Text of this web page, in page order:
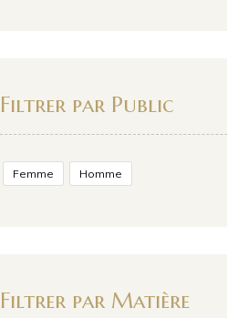
Filtrer par Public
Femme Homme
Filtrer par Matière